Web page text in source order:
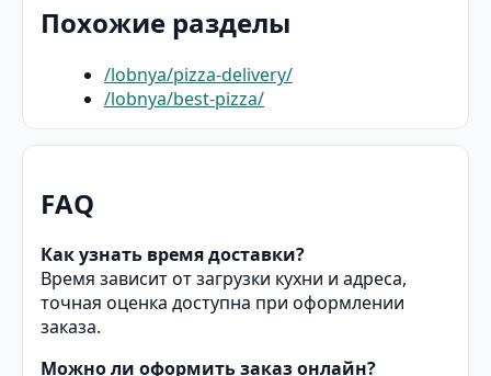
Похожие разделы
/lobnya/pizza-delivery/
/lobnya/best-pizza/
FAQ
Как узнать время доставки?
Время зависит от загрузки кухни и адреса,
точная оценка доступна при оформлении
заказа.
Можно ли оформить заказ онлайн?